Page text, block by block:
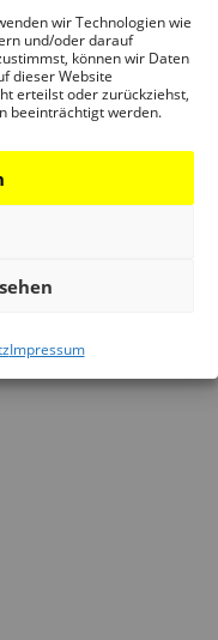
wir Technologien wie
und/oder darauf
können wir Daten
dieser Website
erteilst oder zurückziehst,
beeinträchtigt werden.
Impressum